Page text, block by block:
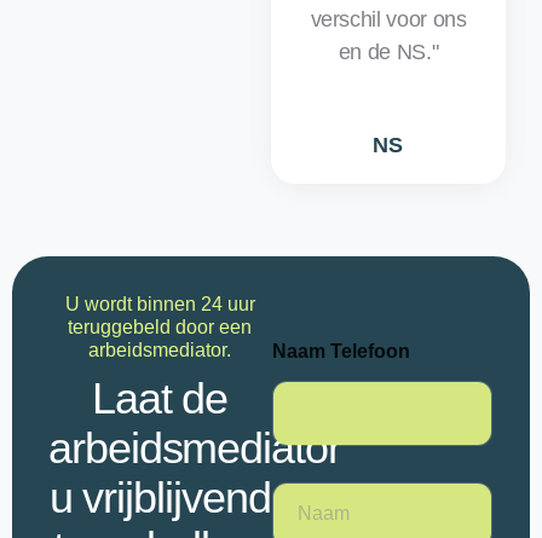
verschil voor ons
en de NS."
NS
U wordt binnen 24 uur
teruggebeld door een
arbeidsmediator.
Laat de
arbeidsmediator
u vrijblijvend
Naam Telefoon
N